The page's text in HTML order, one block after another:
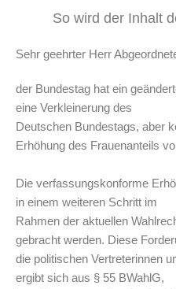
So wird der Inhalt
Sehr geehrter Herr
der Bundestag hat ein
eine Verkleinerung des
Deutschen Bundestags, aber
Erhöhung des Frauenanteils
Die verfassungskonforme
in einem weiteren Schritt im
Rahmen der aktuellen
gebracht werden. Diese
die politischen Vertreterinnen
ergibt sich aus § 55 BWahlG,